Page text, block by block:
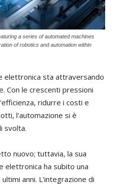
a series of automated machines
of robotics and automation within
elettronica sta attraversando
Con le crescenti pressioni
ridurre i costi e
l'automazione si è
svolta.
nuovo; tuttavia, la sua
elettronica ha subito una
anni. L'integrazione di